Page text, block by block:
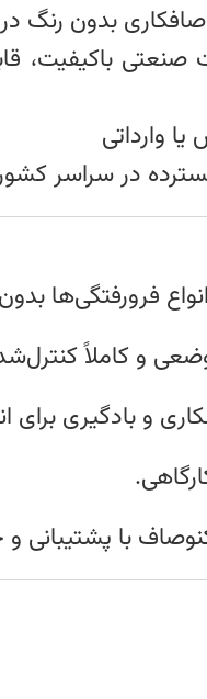
بدون رنگ
صنعتی
وارداتی
در سراسر
فرورفتگی‌ها
و کاملاً
و بادگیری برای
با